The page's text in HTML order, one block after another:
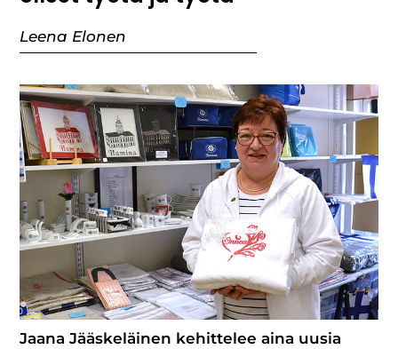
Leena Elonen
Jaana Jääskeläinen kehittelee aina uusia